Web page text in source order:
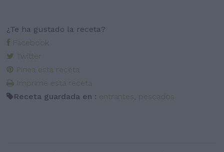
¿Te ha gustado la receta?
Facebook
Twitter
Pinea esta receta
Imprime esta receta
Receta guardada en : entrantes, pescados